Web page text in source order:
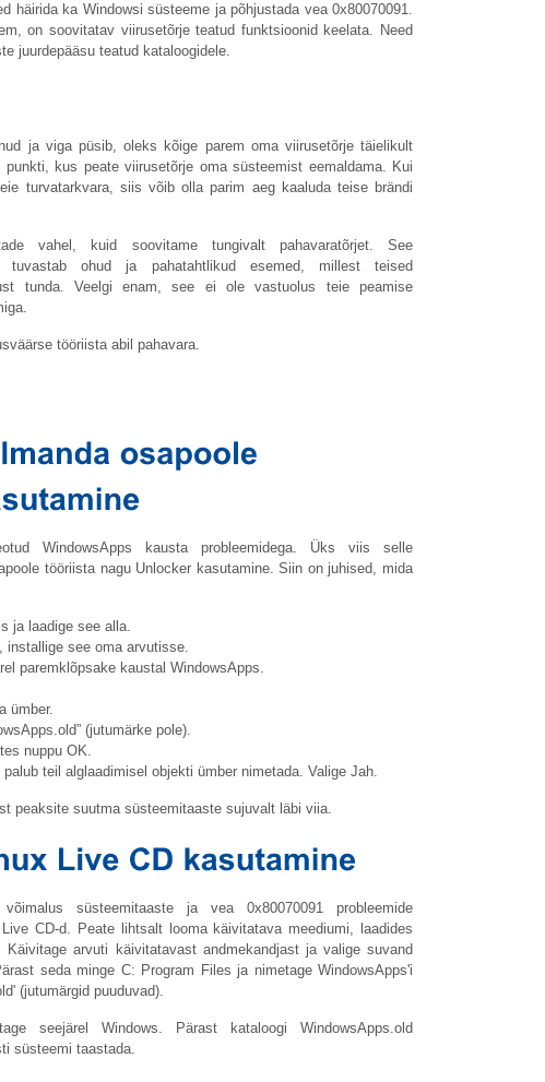
häirida ka Windowsi süsteeme ja põhjustada vea 0x80070091.
on soovitatav viirusetõrje teatud funktsioonid keelata. Need
juurdepääsu teatud kataloogidele.
ja viga püsib, oleks kõige parem oma viirusetõrje täielikult
kus peate viirusetõrje oma süsteemist eemaldama. Kui
turvatarkvara, siis võib olla parim aeg kaaluda teise brändi
vahel, kuid soovitame tungivalt pahavaratõrjet. See
tuvastab ohud ja pahatahtlikud esemed, millest teised
tunda. Veelgi enam, see ei ole vastuolus teie peamise
WindowsApps kausta probleemidega. Üks viis selle
tööriista nagu Unlocker kasutamine. Siin on juhised, mida
ja laadige see alla.
installige see oma arvutisse.
paremklõpsake kaustal WindowsApps.
ümber.
” (jutumärke pole).
nuppu OK.
teil alglaadimisel objekti ümber nimetada. Valige Jah.
peaksite suutma süsteemitaaste sujuvalt läbi viia.
süsteemitaaste ja vea 0x80070091 probleemide
CD-d. Peate lihtsalt looma käivitatava meediumi, laadides
arvuti käivitatavast andmekandjast ja valige suvand
seda minge C: Program Files ja nimetage WindowsApps'i
' (jutumärgid puuduvad).
seejärel Windows. Pärast kataloogiWindowsApps.old
süsteemi taastada.